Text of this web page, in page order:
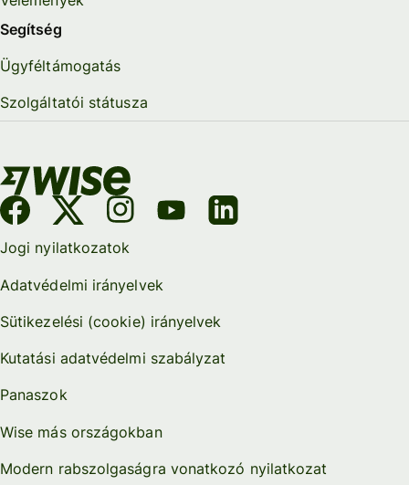
Segítség
Ügyféltámogatás
Szolgáltatói státusza
Jogi nyilatkozatok
Adatvédelmi irányelvek
Sütikezelési (cookie) irányelvek
Kutatási adatvédelmi szabályzat
Panaszok
Wise más országokban
Modern rabszolgaságra vonatkozó nyilatkozat